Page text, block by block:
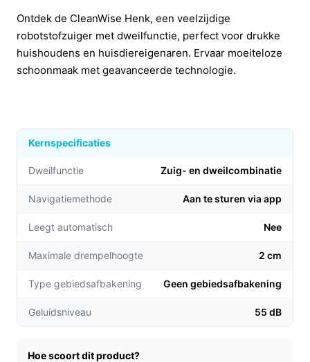
Ontdek de CleanWise Henk, een veelzijdige
robotstofzuiger met dweilfunctie, perfect voor drukke
huishoudens en huisdiereigenaren. Ervaar moeiteloze
schoonmaak met geavanceerde technologie.
Kernspecificaties
Dweilfunctie Zuig- en dweilcombinatie​
Navigatiemethode Aan te sturen via app
Leegt automatisch Nee
Maximale drempelhoogte 2 cm
Type gebiedsafbakening Geen gebiedsafbakening
Geluidsniveau 55 dB
Hoe scoort dit product?